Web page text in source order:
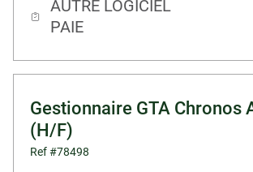
AUTRE LOGICIEL
PAIE
Gestionnaire GTA Chronos
(H/F)
Ref #78498